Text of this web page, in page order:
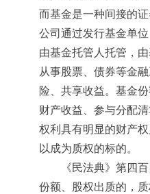
而基金是一种间接的
公司通过发行基金单
由基金托管人托管，
从事股票、债券等金
险、共享收益。基金
财产收益、参与分配
权利具有明显的财产
以成为质权的标的。
《民法典》第四百
份额、股权出质的，